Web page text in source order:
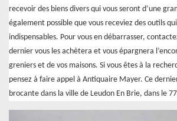
recevoir des biens divers qui vous seront d’une
également possible que vous receviez des outils
indispensables. Pour vous en débarrasser,
dernier vous les achètera et vous épargnera
greniers et de vos maisons. Si vous êtes à la
pensez à faire appel à Antiquaire Mayer. Ce
brocante dans la ville de Leudon En Brie, dans le